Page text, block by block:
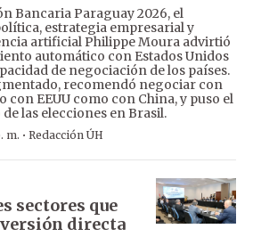
Bancaria Paraguay 2026, el
estrategia empresarial y
artificial Philippe Moura advirtió
automático con Estados Unidos
de negociación de los países.
recomendó negociar con
EEUU como con China, y puso el
las elecciones en Brasil.
m. · Redacción ÚH
sectores que
directa